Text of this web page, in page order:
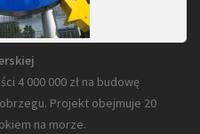
4 000 000 zł na budowę
Projekt obejmuje 20
na morze.